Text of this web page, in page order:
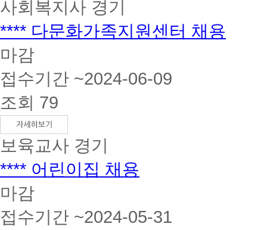
사회복지사 경기
**** 다문화가족지원센터 채용
마감
접수기간 ~2024-06-09
조회 79
보육교사 경기
**** 어린이집 채용
마감
접수기간 ~2024-05-31